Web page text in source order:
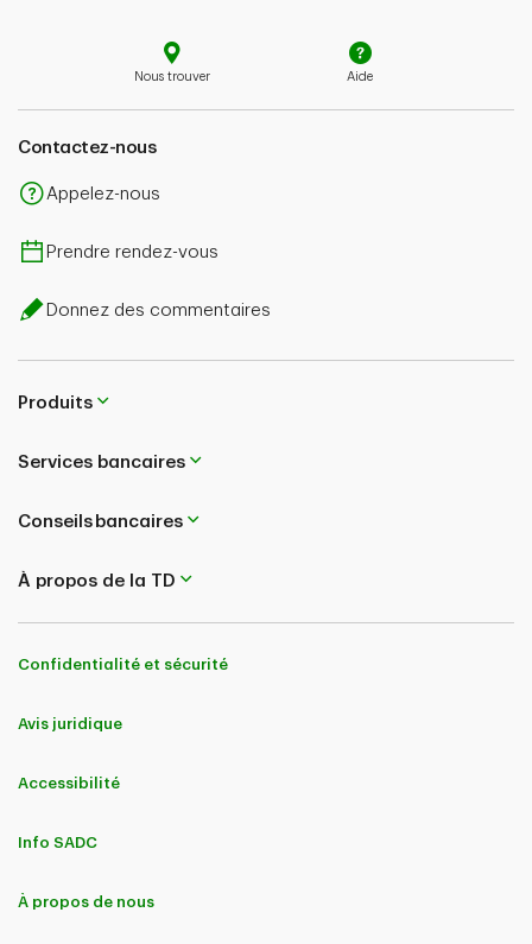
Nous trouver Aide
Contactez-nous
Appelez-nous
Prendre rendez-vous
Donnez des commentaires
Produits
Services bancaires
Conseils bancaires
À propos de la TD
Confidentialité et sécurité
Avis juridique
Accessibilité
Info SADC
À propos de nous